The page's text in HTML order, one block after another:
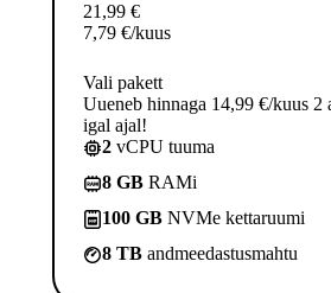
21,99 €
7,79 €/kuus
Vali pakett
Uueneb hinnaga 14,99 €/kuus 2
igal ajal!
2 vCPU tuuma
8 GB RAMi
100 GB NVMe kettaruumi
8 TB andmeedastusmahtu